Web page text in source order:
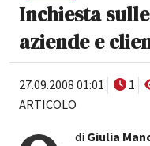
Inchiesta
aziende e
27.09.2008 01:01 1
ARTICOLO
di Giulia